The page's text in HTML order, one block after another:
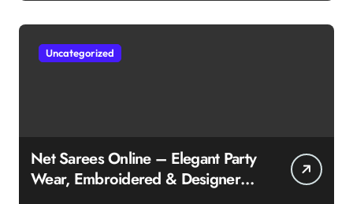
Uncategorized
Net Sarees Online – Elegant Party
Wear, Embroidered & Designer